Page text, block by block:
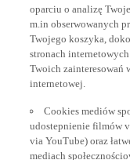
oparciu o analizę
m.in obserwowanych
Twojego koszyka,
stronach
Twoich zainteresowań
internetowej.
Cookies mediów
udostepnienie filmów
via YouTube) oraz
mediach